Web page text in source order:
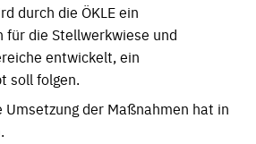
durch die ÖKLE ein
für die Stellwerkwiese und
entwickelt, ein
soll folgen.
der Maßnahmen hat in